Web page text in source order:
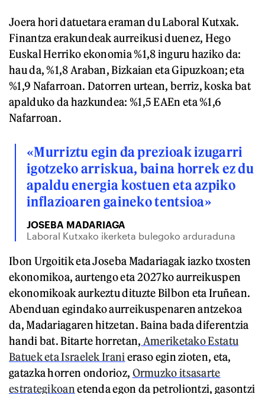
Joera hori datuetara eraman du Laboral Kutxak.
Finantza erakundeak aurreikusi duenez, Hego
Euskal Herriko ekonomia %1,8 inguru haziko da:
hau da, %1,8 Araban, Bizkaian eta Gipuzkoan; eta
%1,9 Nafarroan. Datorren urtean, berriz, koska bat
apalduko da hazkundea: %1,5 EAEn eta %1,6
Nafarroan.
«Murriztu egin da prezioak izugarri
igotzeko arriskua, baina horrek ez du
apaldu energia kostuen eta azpiko
inflazioaren gaineko tentsioa»
JOSEBA MADARIAGA
Laboral Kutxako ikerketa bulegoko arduraduna
Ibon Urgoitik eta Joseba Madariagak iazko txosten
ekonomikoa, aurtengo eta 2027ko aurreikuspen
ekonomikoak aurkeztu dituzte Bilbon eta Iruñean.
Abenduan egindako aurreikuspenaren antzekoa
da, Madariagaren hitzetan. Baina bada diferentzia
handi bat. Bitarte horretan, Ameriketako Estatu
Batuek eta Israelek Irani eraso egin zioten, eta,
gatazka horren ondorioz, Ormuzko itsasarte
estrategikoanetenda egon da petroliontzi, gasontzi